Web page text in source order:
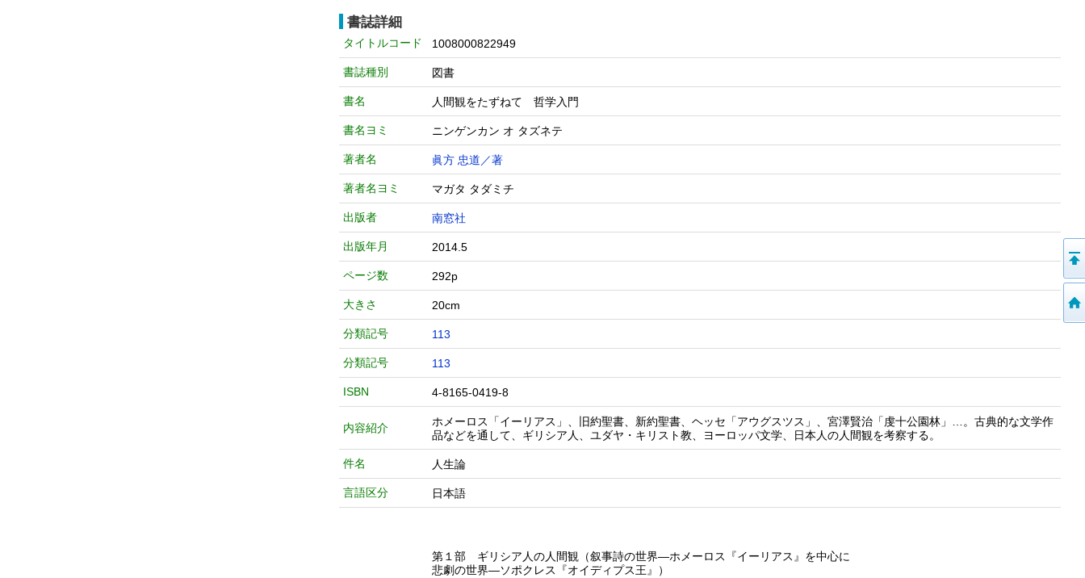
書誌詳細
タイトルコード 1008000822949
書誌種別 図書
書名 人間観をたずねて 哲学入門
書名ヨミ ニンゲンカン オ タズネテ
著者名 眞方 忠道／著
著者名ヨミ マガタ タダミチ
出版者 南窓社
出版年月 2014.5
ページ数 292p
大きさ 20cm
分類記号 113
分類記号 113
ISBN 4-8165-0419-8
内容紹介
ホメーロス「イーリアス」、旧約聖書、新約聖書、ヘッセ「アウグスツス」、宮澤賢治「虔十公園林」…。古典的な文学作
品などを通して、ギリシア人、ユダヤ・キリスト教、ヨーロッパ文学、日本人の人間観を考察する。
件名 人生論
言語区分 日本語
第１部 ギリシア人の人間観（叙事詩の世界―ホメーロス『イーリアス』を中心に
悲劇の世界―ソポクレス『オイディプス王』）